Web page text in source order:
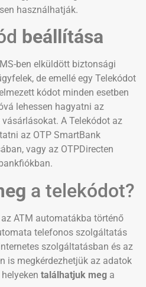
használhatják.
beállítása
ben elküldött biztonsági
de emellé egy Telekódot
kódot minden esetben
lehessen hagyatni az
A Telekódot az
az OTP SmartBank
vagy az OTPDirecten
a telekódot?
ATM automatákba történő
telefonos szolgáltatás
szolgáltatásban és az
is megkérdezhetjük az adatok
találhatjuk meg a